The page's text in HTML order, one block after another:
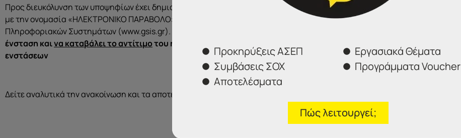
Προς διευκόλυνση των υποψηφίων έχει δημιουργηθεί στον διαδικτυακό τόπο του ΑΣΕΠσχετικός σύνδεσμος
με την ονομασία «ΗΛΕΚΤΡΟΝΙΚΟ ΠΑΡΑΒΟΛΟ») ο οποίος οδηγεί στον ανωτέρω διαδικτυακό τόπο της Γενικής Γραμματείας
Πληροφοριακών Συστημάτων (www.gsis.gr).
ένσταση καινα καταβάλει το αντίτιμοτου ηλεκτρονικού παραβόλου μέχρι τη λήξη προθεσμίας υποβολής των
ενστάσεων
Δείτε αναλυτικά την ανακοίνωση και τα αποτελέσματα
Προκηρύξεις ΑΣΕΠ
Συμβάσεις ΣΟΧ
Αποτελέσματα
Εργασιακά Θέματα
Προγράμματα Voucher
Πώς λειτουργεί;